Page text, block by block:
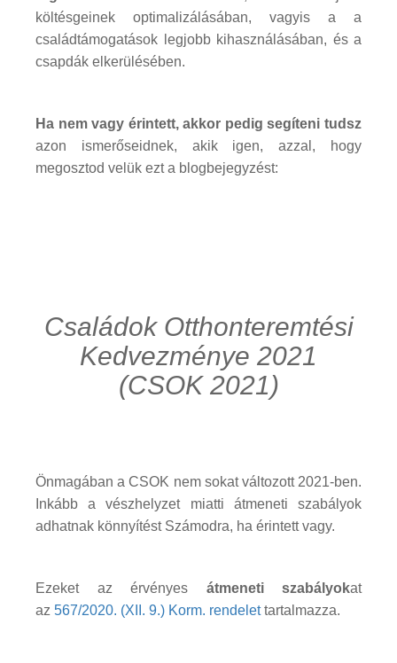
költésgeinek optimalizálásában, vagyis a a
családtámogatások legjobb kihasználásában, és a
csapdák elkerülésében.
Ha nem vagy érintett, akkor pedig segíteni tudsz
azon ismerőseidnek, akik igen, azzal, hogy
megosztod velük ezt a blogbejegyzést:
Családok Otthonteremtési
Kedvezménye 2021
(CSOK 2021)
Önmagában a CSOK nem sokat változott 2021-ben.
Inkább a vészhelyzet miatti átmeneti szabályok
adhatnak könnyítést Számodra, ha érintett vagy.
Ezeket az érvényes átmeneti szabályokat
az 567/2020. (XII. 9.) Korm. rendelettartalmazza.